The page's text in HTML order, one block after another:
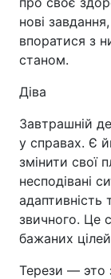
нові
впоратися з
станом.
Діва
Завтрашній
у справах. Є
змінити свої
несподівані
звичного. Це
бажаних
Терези — это